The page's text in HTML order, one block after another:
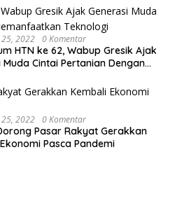
25, 2022 0 Komentar
HTN ke 62, Wabup Gresik Ajak
Muda Cintai Pertanian Dengan
25, 2022 0 Komentar
Pasar Rakyat Gerakkan
Pasca Pandemi